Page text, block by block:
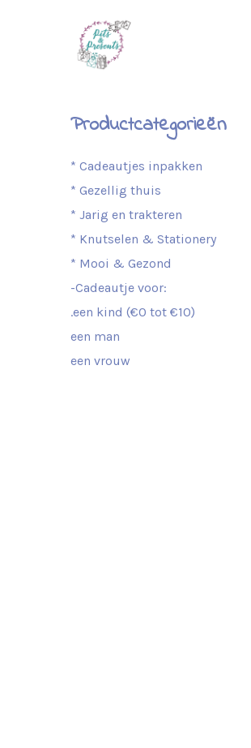
Productcategorieën
* Cadeautjes inpakken
* Gezellig thuis
* Jarig en trakteren
* Knutselen & Stationery
* Mooi & Gezond
-Cadeautje voor:
.een kind (€0 tot €10)
een man
een vrouw